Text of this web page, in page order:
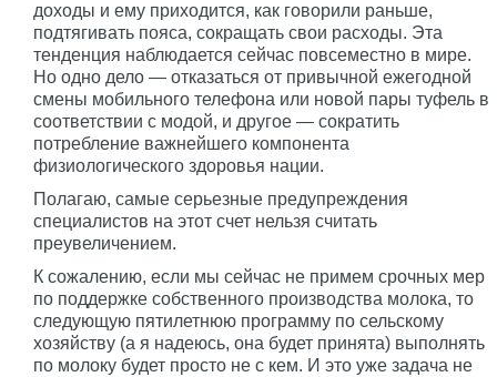
доходы и ему приходится, как говорили раньше,
подтягивать пояса, сокращать свои расходы. Эта
тенденция наблюдается сейчас повсеместно в мире.
Но одно дело — отказаться от привычной ежегодной
смены мобильного телефона или новой пары туфель в
соответствии с модой, и другое — сократить
потребление важнейшего компонента
физиологического здоровья нации.
Полагаю, самые серьезные предупреждения
специалистов на этот счет нельзя считать
преувеличением.
К сожалению, если мы сейчас не примем срочных мер
по поддержке собственного производства молока, то
следующую пятилетнюю программу по сельскому
хозяйству (а я надеюсь, она будет принята) выполнять
по молоку будет просто не с кем. И это уже задача не